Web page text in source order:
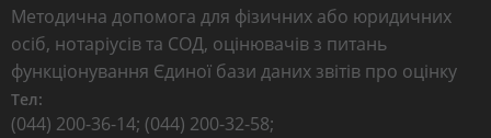
Методична допомога для фізичних або юридичних
осіб, нотаріусів та СОД, оцінювачів з питань
функціонування Єдиної бази даних звітів про оцінку
Тел:
(044) 200-36-14; (044) 200-32-58;